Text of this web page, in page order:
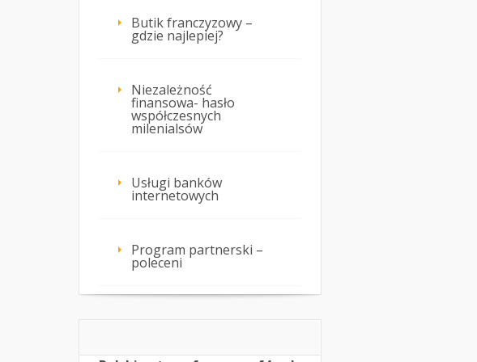
Butik franczyzowy –
gdzie najlepiej?
Niezależność
finansowa- hasło
współczesnych
milenialsów
Usługi banków
internetowych
Program partnerski –
poleceni